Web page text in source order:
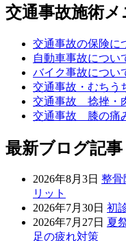
交通事故施術メ
交通事故の保険に
自動車事故につい
バイク事故につい
交通事故・むちう
交通事故 捻挫・
交通事故 膝の痛
最新ブログ記事
2026年8月3日 整骨
リット
2026年7月30日 初
2026年7月27日 夏
足の疲れ対策